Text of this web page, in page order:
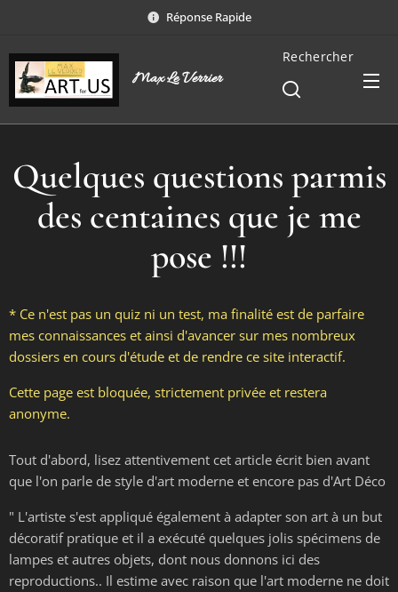
Réponse Rapide
Max Le Verrier
Rechercher
Quelques questions parmis
des centaines que je me
pose !!!
* Ce n'est pas un quiz ni un test, ma finalité est de parfaire
mes connaissances et ainsi d'avancer sur mes nombreux
dossiers en cours d'étude et de rendre ce site interactif.
Cette page est bloquée, strictement privée et restera
anonyme.
Tout d'abord, lisez attentivement cet article écrit bien avant
que l'on parle de style d'art moderne et encore pas d'Art Déco
" L'artiste s'est appliqué également à adapter son art à un but
décoratif pratique et il a exécuté quelques jolis spécimens de
lampes et autres objets, dont nous donnons ici des
reproductions.. Il estime avec raison que l'art moderne ne doit